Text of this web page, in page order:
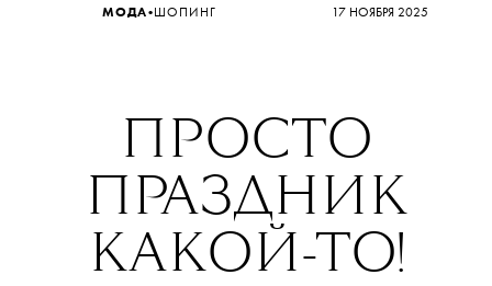
17 НОЯБРЯ 2025
МОДА•ШОПИНГ
ПРОСТО
ПРАЗДНИК
КАКОЙ-ТО!